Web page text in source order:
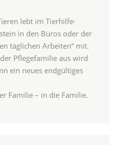
lebt im Tierhilfe-
in den Büros oder der
täglichen Arbeiten“ mit.
Pflegefamilie aus wird
ein neues endgültiges
Familie – in die Familie.